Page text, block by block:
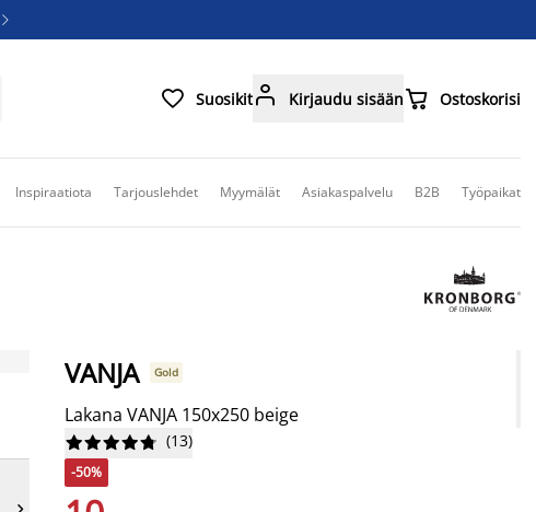

 Suosikit Kirjaudu sisään Ostoskorisi
Inspiraatiota Tarjouslehdet Myymälät Asiakaspalvelu B2B Työpaikat
VANJA Gold
Lakana VANJA 150x250 beige





 (13)
-50%